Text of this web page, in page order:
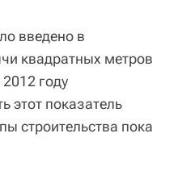
введено в
квадратных метров
году
этот показатель
строительства пока